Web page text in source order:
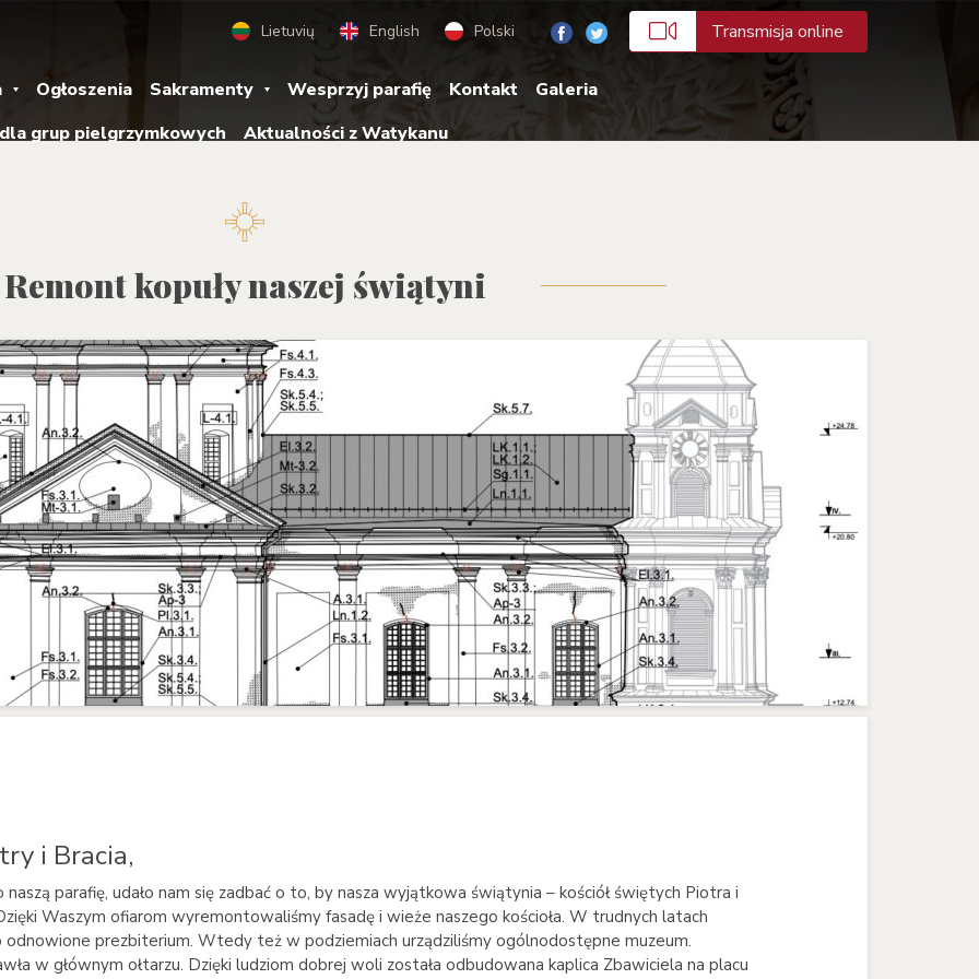
Lietuvių English Polski Transmisja online
Ogłoszenia Sakramenty Wesprzyj parafię Kontakt
Galeria
grup pielgrzymkowych
Aktualności z Watykanu
Remont kopuły naszej świątyni
i Bracia,
parafię, udało nam się zadbać o to, by nasza wyjątkowa świątynia – kościół świętych Piotra i
Waszym ofiarom wyremontowaliśmy fasadę i wieże naszego kościoła. W trudnych latach
odnowione prezbiterium. Wtedy też w podziemiach urządziliśmy ogólnodostępne muzeum.
w głównym ołtarzu. Dzięki ludziom dobrej woli została odbudowana kaplica Zbawiciela na placu